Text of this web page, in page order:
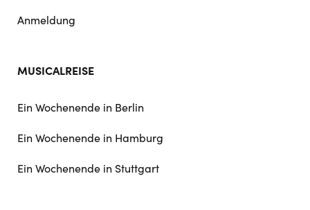
Anmeldung
MUSICALREISE
Ein Wochenende in Berlin
Ein Wochenende in Hamburg
Ein Wochenende in Stuttgart